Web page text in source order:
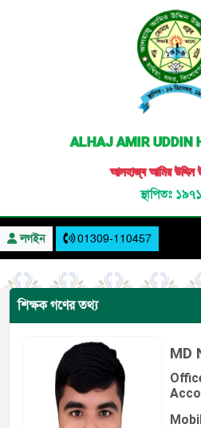
ALHAJ AMIR UDDIN
আলহাজ্ব আমির উদ্দিন
স্থাপিতঃ ১৯৭১
লগইন 01309-110457
শিক্ষক গণের তথ্য
MD